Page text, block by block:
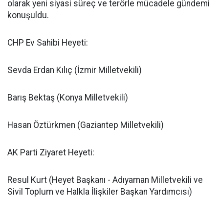
olarak yeni siyasi süreç ve terörle mücadele gündemi
konuşuldu.
​CHP Ev Sahibi Heyeti:
​Sevda Erdan Kılıç (İzmir Milletvekili)
​Barış Bektaş (Konya Milletvekili)
​Hasan Öztürkmen (Gaziantep Milletvekili)
​AK Parti Ziyaret Heyeti:
​Resul Kurt (Heyet Başkanı - Adıyaman Milletvekili ve
Sivil Toplum ve Halkla İlişkiler Başkan Yardımcısı)